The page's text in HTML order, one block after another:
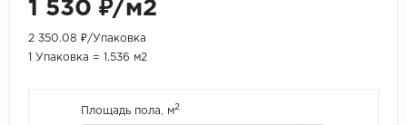
1 530 ₽/м2
2 350.08 ₽/Упаковка
1 Упаковка = 1.536 м2
Площадь пола, м2